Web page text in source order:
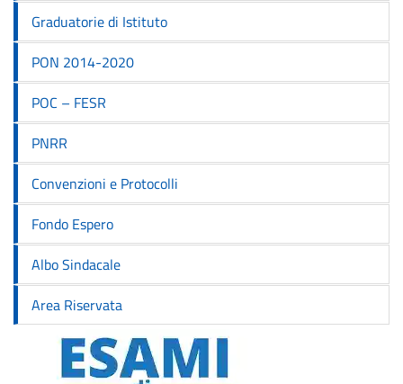
Graduatorie di Istituto
PON 2014-2020
POC – FESR
PNRR
Convenzioni e Protocolli
Fondo Espero
Albo Sindacale
Area Riservata